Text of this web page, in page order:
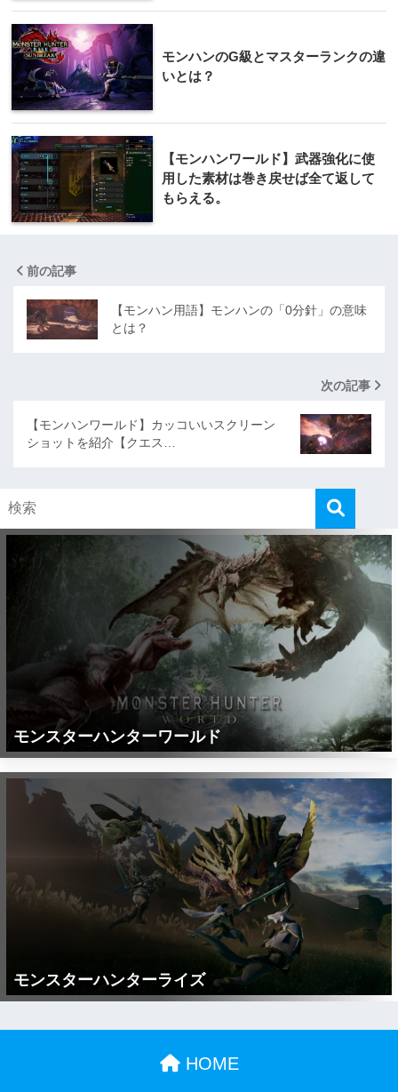
モンハンのG級とマスターランクの違
いとは？
【モンハンワールド】武器強化に使
用した素材は巻き戻せば全て返して
もらえる。
前の記事
【モンハン用語】モンハンの「0分針」の意味
とは？
次の記事
【モンハンワールド】カッコいいスクリーン
ショットを紹介【クエス…
モンスターハンターワールド
モンスターハンターライズ
HOME